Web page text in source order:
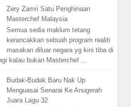
Zery Zamri Satu Penghinaan
Masterchef Malaysia
Semua sedia maklum tetang
kerancakkan sebuah program realiti
masakan diluar negara yg kini tiba di
kalau bukan Masterchef ...
Budak-Budak Baru Nak Up
Menguasai Senarai Ke Anugerah
Juara Lagu 32